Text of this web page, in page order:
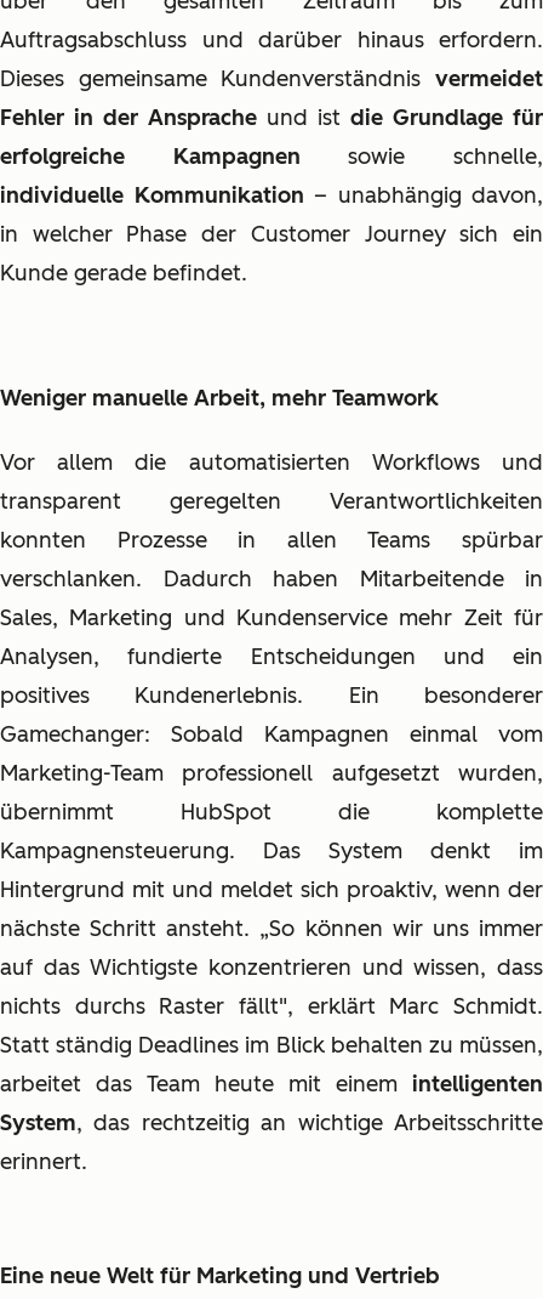
Auftragsabschluss und darüber hinaus erfordern.
Dieses gemeinsame Kundenverständnis vermeidet
Fehler in der Ansprache und ist die Grundlage für
erfolgreiche Kampagnen sowie schnelle,
individuelle Kommunikation – unabhängig davon,
in welcher Phase der Customer Journey sich ein
Kunde gerade befindet.
Weniger manuelle Arbeit, mehr Teamwork
Vor allem die automatisierten Workflows und
transparent geregelten Verantwortlichkeiten
konnten Prozesse in allen Teams spürbar
verschlanken. Dadurch haben Mitarbeitende in
Sales, Marketing und Kundenservice mehr Zeit für
Analysen, fundierte Entscheidungen und ein
positives Kundenerlebnis. Ein besonderer
Gamechanger: Sobald Kampagnen einmal vom
Marketing-Team professionell aufgesetzt wurden,
übernimmt HubSpot die komplette
Kampagnensteuerung. Das System denkt im
Hintergrund mit und meldet sich proaktiv, wenn der
nächste Schritt ansteht. „So können wir uns immer
auf das Wichtigste konzentrieren und wissen, dass
nichts durchs Raster fällt", erklärt Marc Schmidt.
Statt ständig Deadlines im Blick behalten zu müssen,
arbeitet das Team heute mit einem intelligenten
System, das rechtzeitig an wichtige Arbeitsschritte
erinnert.
Eine neue Welt für Marketing und Vertrieb